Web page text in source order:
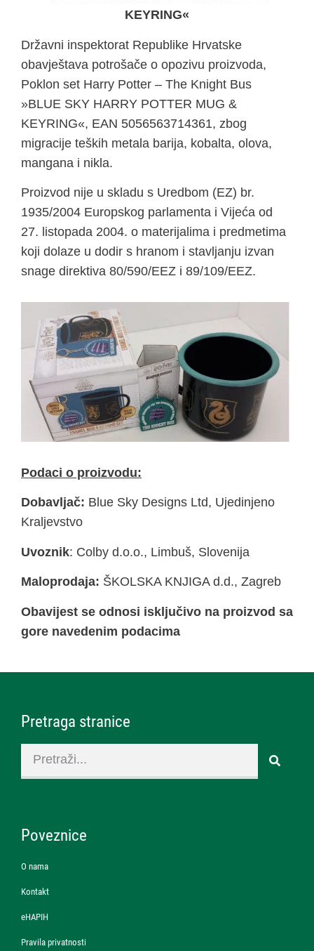
KEYRING«
Državni inspektorat Republike Hrvatske
obavještava potrošače o opozivu proizvoda,
Poklon set Harry Potter – The Knight Bus
»BLUE SKY HARRY POTTER MUG &
KEYRING«, EAN 5056563714361, zbog
migracije teških metala barija, kobalta, olova,
mangana i nikla.
Proizvod nije u skladu s Uredbom (EZ) br.
1935/2004 Europskog parlamenta i Vijeća od
27. listopada 2004. o materijalima i predmetima
koji dolaze u dodir s hranom i stavljanju izvan
snage direktiva 80/590/EEZ i 89/109/EEZ.
Podaci o proizvodu:
Dobavljač: Blue Sky Designs Ltd, Ujedinjeno
Kraljevstvo
Uvoznik: Colby d.o.o., Limbuš, Slovenija
Maloprodaja: ŠKOLSKA KNJIGA d.d., Zagreb
Obavijest se odnosi isključivo na proizvod sa
gore navedenim podacima
Pretraga stranice
Poveznice
O nama
Kontakt
eHAPIH
Pravila privatnosti